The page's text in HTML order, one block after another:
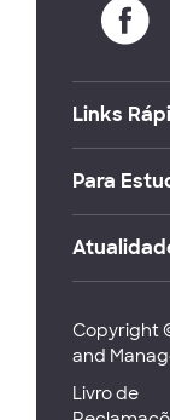
Links
Para
Copyright
and
Livro de